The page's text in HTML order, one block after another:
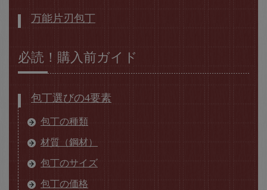
万能片刃包丁
必読！購入前ガイド
包丁選びの4要素
包丁の種類
材質（鋼材）
包丁のサイズ
包丁の価格